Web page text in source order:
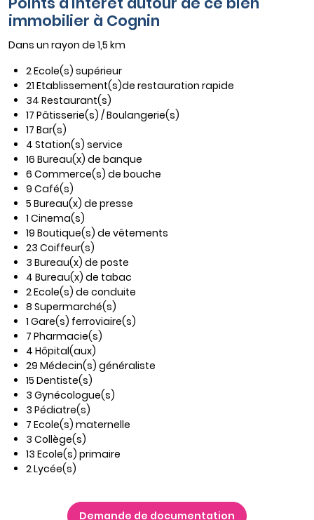
immobilier à Cognin
Dans un rayon de 1,5 km
2 Ecole(s) supérieur
21 Etablissement(s)de restauration rapide
34 Restaurant(s)
17 Pâtisserie(s) / Boulangerie(s)
17 Bar(s)
4 Station(s) service
16 Bureau(x) de banque
6 Commerce(s) de bouche
9 Café(s)
5 Bureau(x) de presse
1 Cinema(s)
19 Boutique(s) de vêtements
23 Coiffeur(s)
3 Bureau(x) de poste
4 Bureau(x) de tabac
2 Ecole(s) de conduite
8 Supermarché(s)
1 Gare(s) ferroviaire(s)
7 Pharmacie(s)
4 Hôpital(aux)
29 Médecin(s) généraliste
15 Dentiste(s)
3 Gynécologue(s)
3 Pédiatre(s)
7 Ecole(s) maternelle
3 Collège(s)
13 Ecole(s) primaire
2 Lycée(s)
Demande de documentation